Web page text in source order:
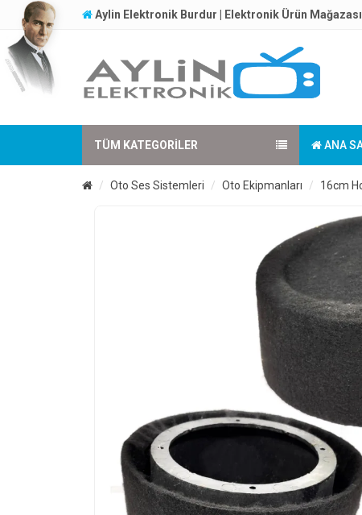
Aylin Elektronik Burdur | Elektronik Ürün Mağazası
TÜM KATEGORILER ANA
Oto Ses Sistemleri Oto Ekipmanları 16cm